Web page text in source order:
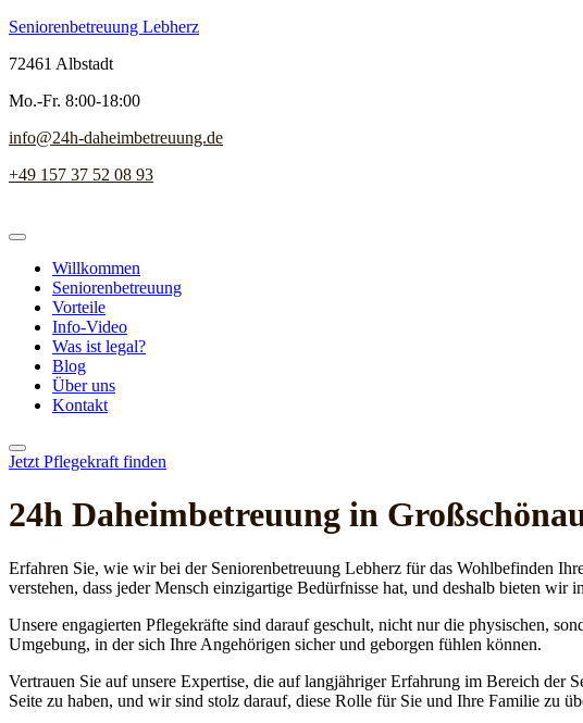
Seniorenbetreuung Lebherz
72461 Albstadt
Mo.-Fr. 8:00-18:00
info@24h-daheimbetreuung.de
+49 157 37 52 08 93
Willkommen
Seniorenbetreuung
Vorteile
Info-Video
Was ist legal?
Blog
Über uns
Kontakt
Jetzt Pflegekraft finden
24h Daheim­betreuung in
Erfahren Sie, wie wir bei der Seniorenbetreuung Lebherz für das Wohlbefinden
verstehen, dass jeder Mensch einzigartige Bedürfnisse hat, und deshalb bieten
Unsere engagierten Pflegekräfte sind darauf geschult, nicht nur die physischen,
Umgebung, in der sich Ihre Angehörigen sicher und geborgen fühlen können.
Vertrauen Sie auf unsere Expertise, die auf langjähriger Erfahrung im Bereich der
Seite zu haben, und wir sind stolz darauf, diese Rolle für Sie und Ihre Familie zu